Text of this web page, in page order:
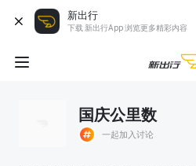
新出行
下载 新出行App 浏览更多精彩内容
国庆公里数
一起加入讨论